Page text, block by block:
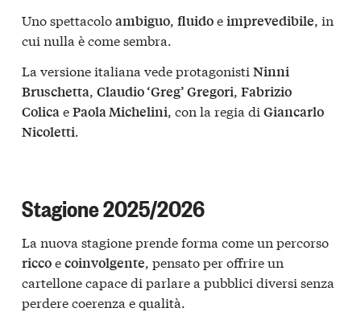
Uno spettacoloambiguo, fluidoeimprevedibile, in
cui nulla è come sembra.
La versione italiana vede protagonisti Ninni
Bruschetta, Claudio ‘Greg’ Gregori, Fabrizio
ColicaePaola Michelini, con la regia di Giancarlo
Nicoletti.
Stagione 2025/2026
La nuova stagione prende forma come un percorso
riccoecoinvolgente, pensato per offrire un
cartellone capace di parlare a pubblici diversi senza
perdere coerenza e qualità.